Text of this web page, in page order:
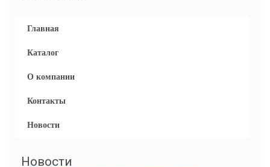
Главная
Каталог
О компании
Контакты
Новости
Новости